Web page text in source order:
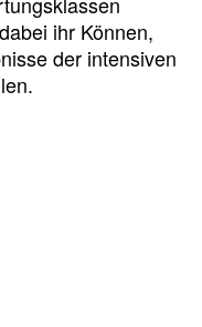
ihr Können,
der intensiven